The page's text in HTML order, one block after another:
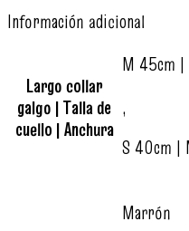
Información adicional
Largo collar
galgo | Talla de
cuello | Anchura
M 45cm |
,
S 40cm |
Marrón